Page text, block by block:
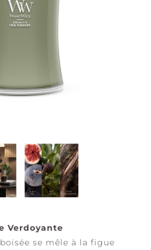
Verdoyante
se mêle à la figue